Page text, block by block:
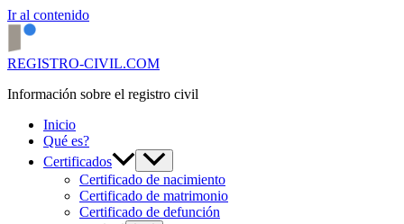
Ir al contenido
REGISTRO-CIVIL.COM
Información sobre el registro civil
Inicio
Qué es?
Certificados
Certificado de nacimiento
Certificado de matrimonio
Certificado de defunción